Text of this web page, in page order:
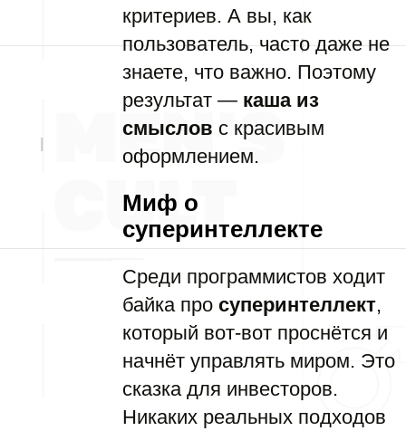
критериев. А вы, как
пользователь, часто даже не
знаете, что важно. Поэтому
результат — каша из
смыслов с красивым
оформлением.
Миф о
суперинтеллекте
Среди программистов ходит
байка про суперинтеллект,
который вот-вот проснётся и
начнёт управлять миром. Это
сказка для инвесторов.
Никаких реальных подходов